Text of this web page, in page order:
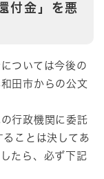
付金」を悪
ついては今後の
田市からの公文
行政機関に委託
ことは決してあ
たら、必ず下記